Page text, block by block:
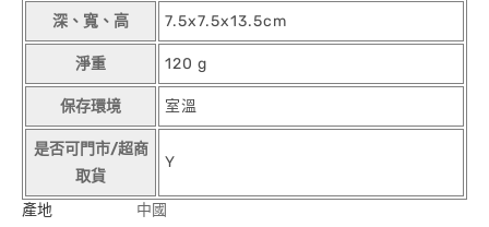
深、寬、高 7.5x7.5x13.5cm
淨重 120 g
保存環境 室溫
是否可門市/超商
取貨
Y
產地 中國